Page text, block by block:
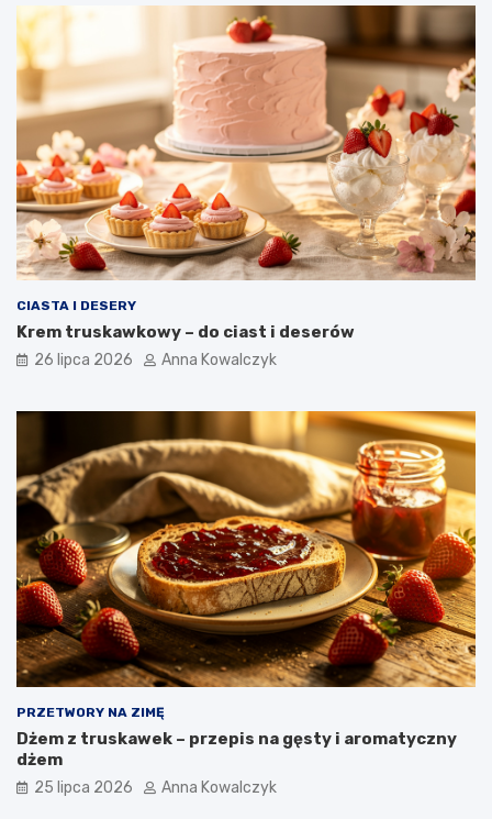
CIASTA I DESERY
Krem truskawkowy – do ciast i deserów
26 lipca 2026 Anna Kowalczyk
PRZETWORY NA ZIMĘ
Dżem z truskawek – przepis na gęsty i aromatyczny
dżem
25 lipca 2026 Anna Kowalczyk